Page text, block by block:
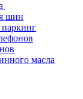
шин
масла